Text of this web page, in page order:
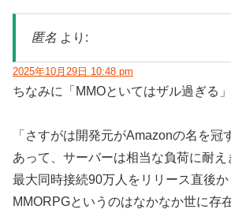
匿名 より:
2025年10月29日 10:48 pm
ちなみに「MMOといてはザル過ぎる
「さすがは開発元がAmazonの名を冠
あって、サーバーは相当な負荷に耐え
最大同時接続90万人をリリース直後
MMORPGというのはなかなか世に存